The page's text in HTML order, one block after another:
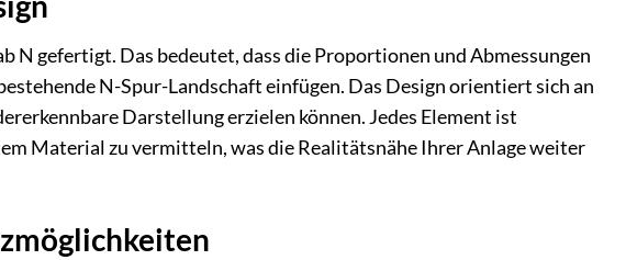
gefertigt. Das bedeutet, dass die Proportionen und Abmessungen
N-Spur-Landschaft einfügen. Das Design orientiert sich an
Darstellung erzielen können. Jedes Element ist
Material zu vermitteln, was die Realitätsnähe Ihrer Anlage weiter